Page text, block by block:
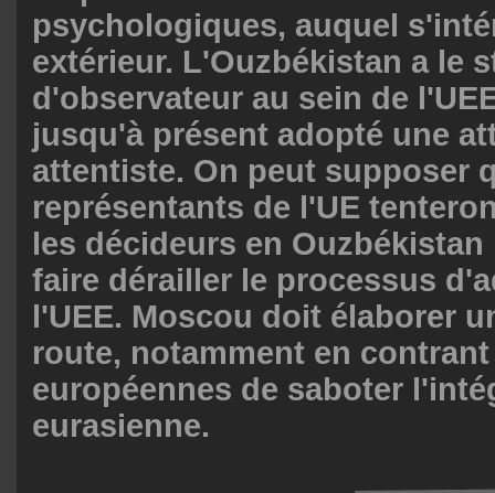
psychologiques, auquel
extérieur. L'Ouzbékistan a le
d'observateur au sein de
jusqu'à présent adopté une
attentiste. On peut supposer
représentants de l'UE
les décideurs en
faire dérailler le processus
l'UEE. Moscou doit élaborer
route, notamment en
européennes de saboter
eurasienne.